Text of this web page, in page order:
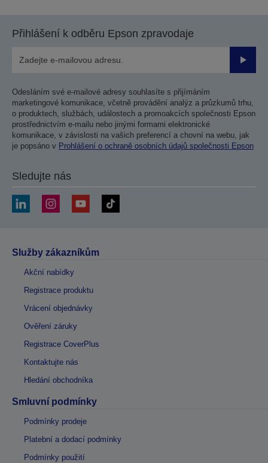
Přihlášení k odběru Epson zpravodaje
Odesláním své e-mailové adresy souhlasíte s přijímáním
marketingové komunikace, včetně provádění analýz a průzkumů trhu,
o produktech, službách, událostech a promoakcích společnosti Epson
prostřednictvím e-mailu nebo jinými formami elektronické
komunikace, v závislosti na vašich preferencí a chovní na webu, jak
je popsáno v Prohlášení o ochraně osobních údajů společnosti Epson
Sledujte nás
Služby zákazníkům
Akční nabídky
Registrace produktu
Vrácení objednávky
Ověření záruky
Registrace CoverPlus
Kontaktujte nás
Hledání obchodníka
Smluvní podmínky
Podmínky prodeje
Platební a dodací podmínky
Podmínky použití